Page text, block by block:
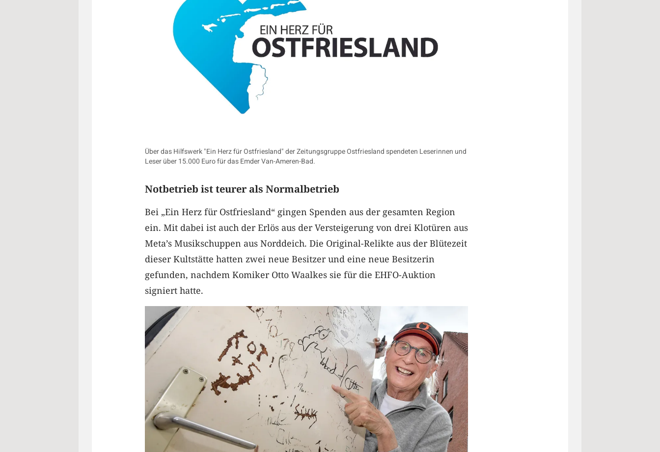
Über das Hilfswerk "Ein Herz für Ostfriesland" der Zeitungsgruppe Ostfriesland spendeten Leserinnen und
Leser über 15.000 Euro für das Emder Van-Ameren-Bad.
Notbetrieb ist teurer als Normalbetrieb
Bei „Ein Herz für Ostfriesland“ gingen Spenden aus der gesamten Region
ein. Mit dabei ist auch der Erlös aus der Versteigerung von drei Klotüren aus
Meta’s Musikschuppen aus Norddeich. Die Original-Relikte aus der Blütezeit
dieser Kultstätte hatten zwei neue Besitzer und eine neue Besitzerin
gefunden, nachdem Komiker Otto Waalkes sie für die EHFO-Auktion
signiert hatte.